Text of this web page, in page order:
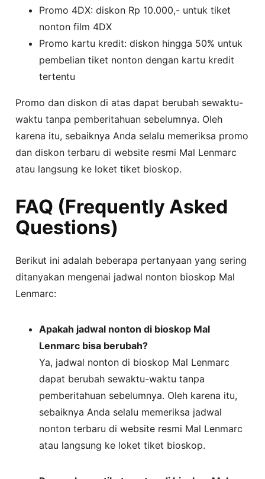
Promo 4DX: diskon Rp 10.000,- untuk tiket
nonton film 4DX
Promo kartu kredit: diskon hingga 50% untuk
pembelian tiket nonton dengan kartu kredit
tertentu
Promo dan diskon di atas dapat berubah sewaktu-
waktu tanpa pemberitahuan sebelumnya. Oleh
karena itu, sebaiknya Anda selalu memeriksa promo
dan diskon terbaru di website resmi Mal Lenmarc
atau langsung ke loket tiket bioskop.
FAQ (Frequently Asked
Questions)
Berikut ini adalah beberapa pertanyaan yang sering
ditanyakan mengenai jadwal nonton bioskop Mal
Lenmarc:
Apakah jadwal nonton di bioskop Mal
Lenmarc bisa berubah?
Ya, jadwal nonton di bioskop Mal Lenmarc
dapat berubah sewaktu-waktu tanpa
pemberitahuan sebelumnya. Oleh karena itu,
sebaiknya Anda selalu memeriksa jadwal
nonton terbaru di website resmi Mal Lenmarc
atau langsung ke loket tiket bioskop.